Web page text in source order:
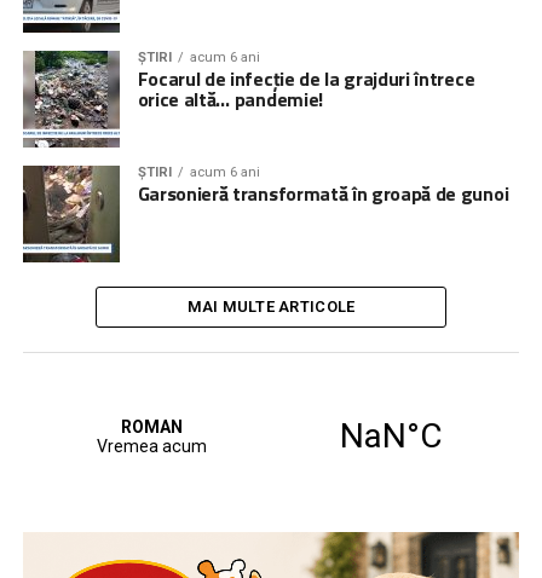
ȘTIRI acum 6 ani
Focarul de infecție de la grajduri întrece
orice altă… pandemie!
ȘTIRI acum 6 ani
Garsonieră transformată în groapă de gunoi
MAI MULTE ARTICOLE